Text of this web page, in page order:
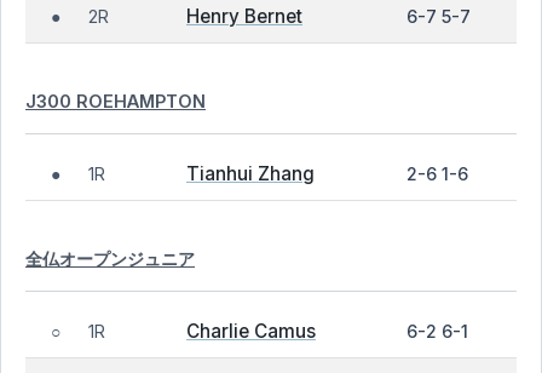
● 2R Henry Bernet 6-7 5-7
J300 ROEHAMPTON
● 1R Tianhui Zhang 2-6 1-6
全仏オープンジュニア
○ 1R Charlie Camus 6-2 6-1